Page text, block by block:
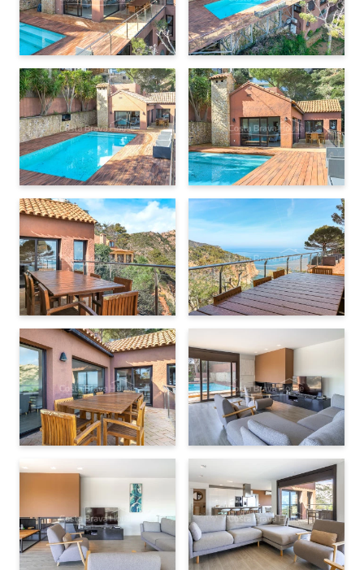
Four à micro-ondes Réfrigérateur
Lave-vaisselle